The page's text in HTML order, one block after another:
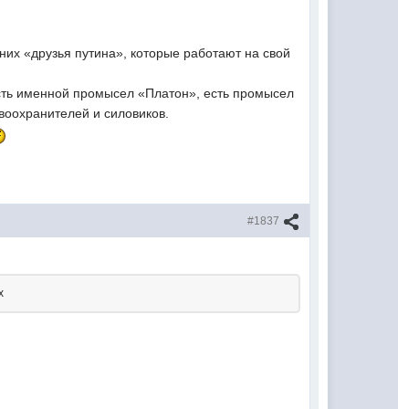
«друзья путина», которые работают на свой
именной промысел «Платон», есть промысел
и силовиков.
#1837